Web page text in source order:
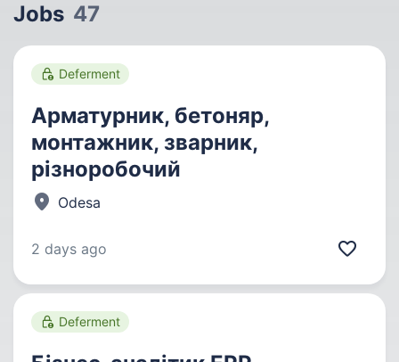
Jobs 47
Deferment
Арматурник, бетоняр,
монтажник, зварник,
різноробочий
Odesa
2 days ago
Deferment